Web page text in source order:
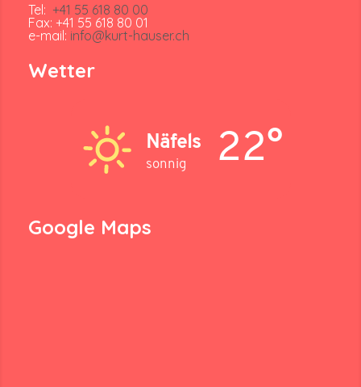
Tel: +41 55 618 80 00
Fax: +41 55 618 80 01
e-mail: info@kurt-hauser.ch
Wetter
Näfels
sonnig 22°
Google Maps